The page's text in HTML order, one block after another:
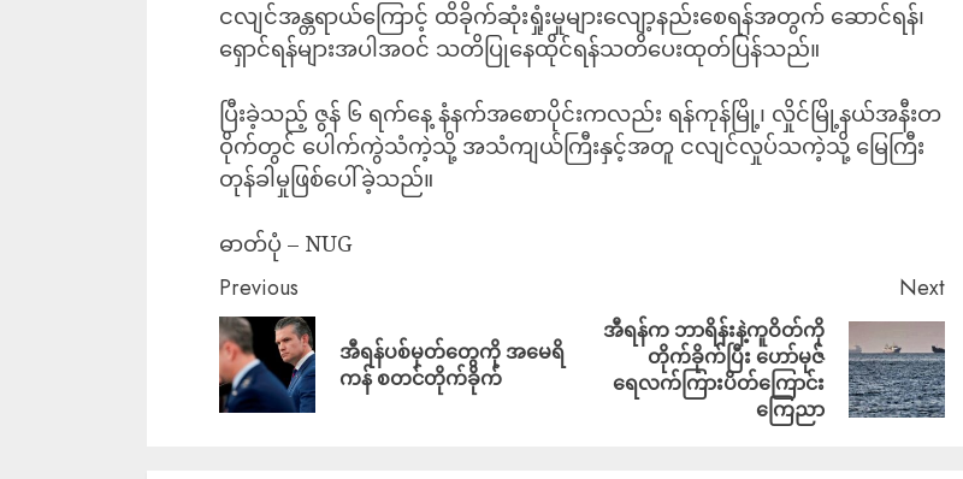
ငလျင်အန္တရာယ်ကြောင့် ထိခိုက်ဆုံးရှုံးမှုများလျော့နည်းစေရန်အတွက် ဆောင်ရန်၊
ရှောင်ရန်များအပါအဝင် သတိပြုနေထိုင်ရန်သတိပေးထုတ်ပြန်သည်။
ပြီးခဲ့သည့် ဇွန် ၆ ရက်နေ့ နံနက်အစောပိုင်းကလည်း ရန်ကုန်မြို့၊ လှိုင်မြို့နယ်အနီးတ
ဝိုက်တွင် ပေါက်ကွဲသံကဲ့သို့ အသံကျယ်ကြီးနှင့်အတူ ငလျင်လှုပ်သကဲ့သို့ မြေကြီး
တုန်ခါမှုဖြစ်ပေါ်ခဲ့သည်။
ဓာတ်ပုံ – NUG
Previous
အီရန်ပစ်မှတ်တွေကို အမေရိ
ကန် စတင်တိုက်ခိုက်
Next
အီရန်က ဘာရိန်းနဲ့ကူဝိတ်ကို
တိုက်ခိုက်ပြီး ဟော်မုဇ်
ရေလက်ကြားပိတ်ကြောင်း
ကြေညာ